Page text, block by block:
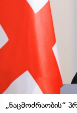
„ნაცმოძრაობის“